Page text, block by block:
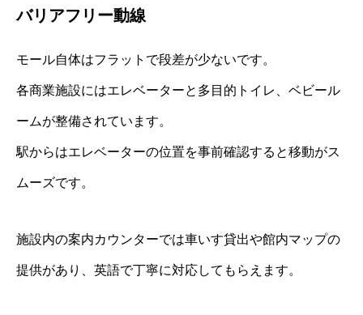
バリアフリー動線
モール自体はフラットで段差が少ないです。
各商業施設にはエレベーターと多目的トイレ、ベビール
ームが整備されています。
駅からはエレベーターの位置を事前確認すると移動がス
ムーズです。
施設内の案内カウンターでは車いす貸出や館内マップの
提供があり、英語で丁寧に対応してもらえます。